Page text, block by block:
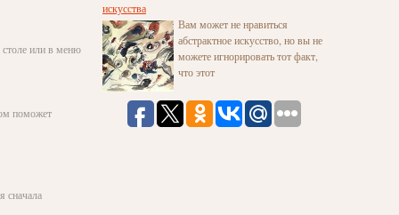
столе или в меню
поможет
сначала
искусства
Вам может не нравиться
абстрактное искусство, но вы не
можете игнорировать тот факт,
что этот